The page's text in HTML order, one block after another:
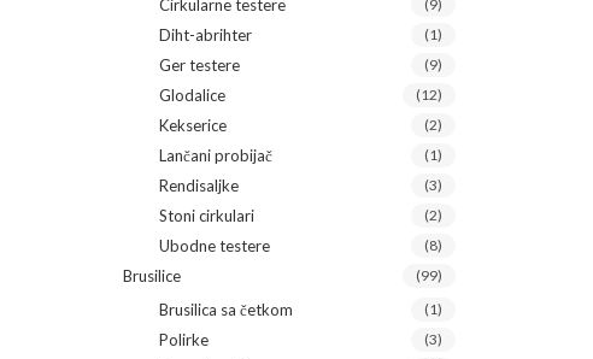
Cirkularne testere (9)
Diht-abrihter (1)
Ger testere (9)
Glodalice (12)
Kekserice (2)
Lančani probijač (1)
Rendisaljke (3)
Stoni cirkulari (2)
Ubodne testere (8)
Brusilice (99)
Brusilica sa četkom (1)
Polirke (3)